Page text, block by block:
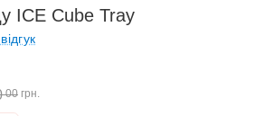
ICE Cube Tray
00 грн.